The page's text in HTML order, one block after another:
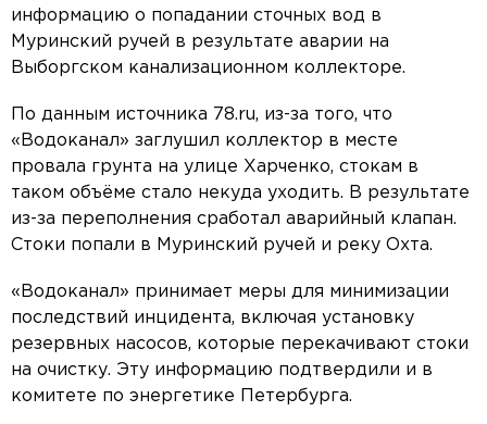
информацию о попадании сточных вод в
Муринский ручей в результате аварии на
Выборгском канализационном коллекторе.
По данным источника 78.ru, из-за того, что
«Водоканал» заглушил коллектор в месте
провала грунта на улице Харченко, стокам в
таком объёме стало некуда уходить. В результате
из-за переполнения сработал аварийный клапан.
Стоки попали в Муринский ручей и реку Охта.
«Водоканал» принимает меры для минимизации
последствий инцидента, включая установку
резервных насосов, которые перекачивают стоки
на очистку. Эту информацию подтвердили и в
комитете по энергетике Петербурга.